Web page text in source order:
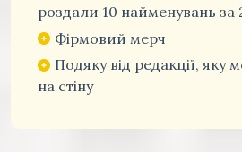
роздали 10 найменувань за
Фірмовий мерч
Подяку від редакції, яку
на стіну